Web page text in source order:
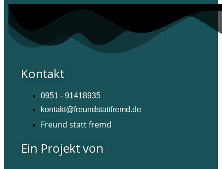
Kontakt
0951 - 91418935
kontakt@freundstattfremd.de
Freund statt fremd
Ein Projekt von